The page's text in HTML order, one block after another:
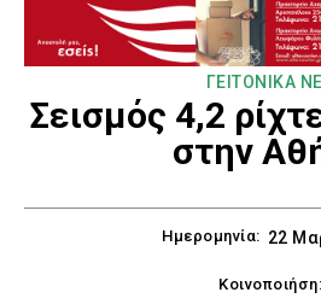
ΓΕΙΤΟΝΙΚΑ
Σεισμός 4,2
στην
Ημερομηνία: 22
Κοινοποιήση: